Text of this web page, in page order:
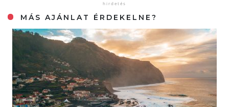
MÁS AJÁNLAT ÉRDEKELNE?